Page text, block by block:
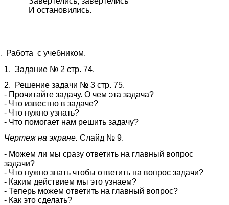
И остановились.
Работа с учебником.
1. Задание № 2 стр. 74.
2. Решение задачи № 3 стр. 75.
- Прочитайте задачу. О чем эта задача?
- Что известно в задаче?
- Что нужно узнать?
- Что помогает нам решить задачу?
Чертеж на экране. Слайд № 9.
- Можем ли мы сразу ответить на главный вопрос
задачи?
- Что нужно знать чтобы ответить на вопрос задачи?
- Каким действием мы это узнаем?
- Теперь можем ответить на главный вопрос?
- Как это сделать?